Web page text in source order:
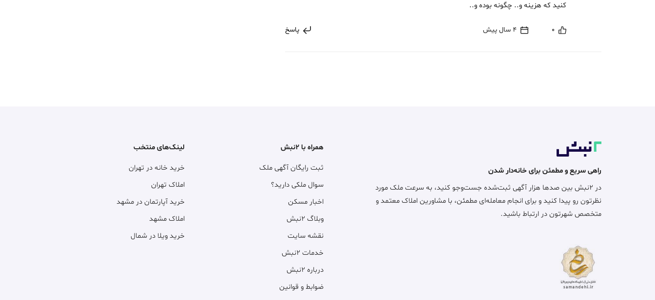
کنید که هزینه و.. چگونه بوده و..
0 4 سال پیش پاسخ
راهی سریع و مطمئن برای خانه‌دار شدن
در ۲نبش بین صدها هزار آگهی ثبت‌شده جست‌وجو کنید، به سرعت ملک مورد
نظرتون رو پیدا کنید و برای انجام معامله‌ای مطمئن، با مشاورین املاک معتمد و
متخصص شهرتون در ارتباط باشید.
همراه با ۲نبش
ثبت رایگان آگهی ملک
سوال ملکی دارید؟
اخبار مسکن
وبلاگ ۲نبش
نقشه سایت
خدمات ۲نبش
درباره ۲نبش
ضوابط و قوانین
لینک‌های منتخب
خرید خانه در تهران
املاک تهران
خرید آپارتمان در مشهد
املاک مشهد
خرید ویلا در شمال